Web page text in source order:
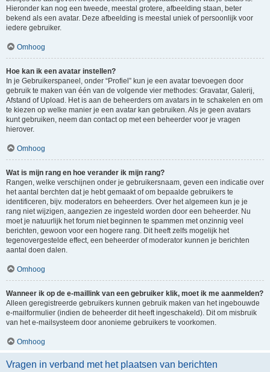
Hieronder kan nog een tweede, meestal grotere, afbeelding staan, beter
bekend als een avatar. Deze afbeelding is meestal uniek of persoonlijk voor
iedere gebruiker.
Omhoog
Hoe kan ik een avatar instellen?
In je Gebruikerspaneel, onder “Profiel” kun je een avatar toevoegen door
gebruik te maken van één van de volgende vier methodes: Gravatar, Galerij,
Afstand of Upload. Het is aan de beheerders om avatars in te schakelen en om
te kiezen op welke manier je een avatar kan gebruiken. Als je geen avatars
kunt gebruiken, neem dan contact op met een beheerder voor je vragen
hierover.
Omhoog
Wat is mijn rang en hoe verander ik mijn rang?
Rangen, welke verschijnen onder je gebruikersnaam, geven een indicatie over
het aantal berchten dat je hebt gemaakt of om bepaalde gebruikers te
identificeren, bijv. moderators en beheerders. Over het algemeen kun je je
rang niet wijzigen, aangezien ze ingesteld worden door een beheerder. Nu
moet je natuurlijk het forum niet beginnen te spammen met onzinnig veel
berichten, gewoon voor een hogere rang. Dit heeft zelfs mogelijk het
tegenovergestelde effect, een beheerder of moderator kunnen je berichten
aantal doen dalen.
Omhoog
Wanneer ik op de e-maillink van een gebruiker klik, moet ik me aanmelden?
Alleen geregistreerde gebruikers kunnen gebruik maken van het ingebouwde
e-mailformulier (indien de beheerder dit heeft ingeschakeld). Dit om misbruik
van het e-mailsysteem door anonieme gebruikers te voorkomen.
Omhoog
Vragen in verband met het plaatsen van berichten